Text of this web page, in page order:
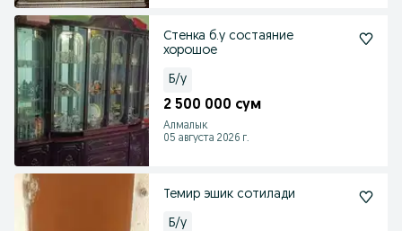
Стенка б.у состаяние
хорошое
Б/у
2 500 000 сум
Алмалык
05 августа 2026 г.
Темир эшик сотилади
Б/у